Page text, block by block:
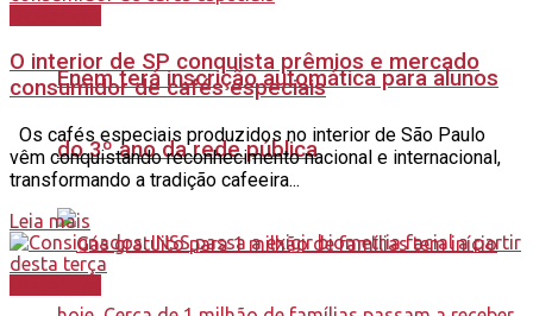
Enem terá inscrição automática para alunos
do 3º ano da rede pública
O interior de SP conquista prêmios e mercado
consumidor de cafés especiais
Os cafés especiais produzidos no interior de São Paulo
vêm conquistando reconhecimento nacional e internacional,
transformando a tradição cafeeira...
Leia mais